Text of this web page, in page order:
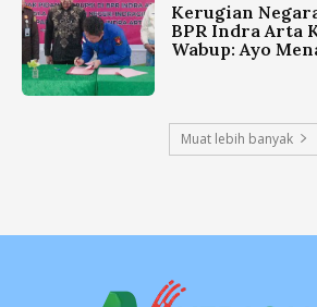
Kerugian
BPR Indra Arta
Wabup: Ayo
Muat lebih banyak